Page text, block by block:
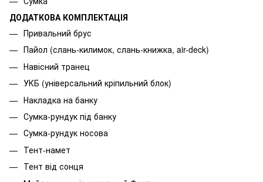
ДОДАТКОВА КОМПЛЕКТАЦІЯ
Привальний брус
Пайол (слань-килимок, слань-книжка, air-deck)
Навісний транец
УКБ (універсальний кріпильний блок)
Накладка на банку
Сумка-рундук під банку
Сумка-рундук носова
Тент-намет
Тент від сонця